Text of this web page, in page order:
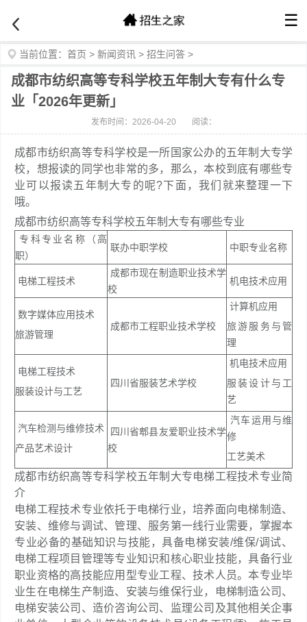
☰
当前位置： 首页 > 新闻资讯 > 招生问答 >
成都市纺织高等专科学校五年制大专有什么专
业「2026年更新」
发布时间：2026-04-20 阅读：
成都市纺织高等专科学校是一所国家公办的五年制大专学
校，想报读的同学也非常的多，那么，本校到底有哪些专
业可以报读五年制大专的呢?下面，我们就来整理一下
哦。
成都市纺织高等专科学校五年制大专有哪些专业
专科专业名称（高
职）
联办中职学校 中职专业名称
电梯工程技术
成都市现在制造职业技术学
校
机电技术应用
数字媒体应用技术
旅游管理
成都市工程职业技术学校
计算机应用
旅游服务与管
理
电梯工程技术
服装设计与工艺
四川省服装艺术学校
机电技术应用
服装设计与工
艺
汽车检测与维修技术
产品艺术设计
四川省郫县友爱职业技术学
校
汽车运用与维
修
工艺美术
成都市纺织高等专科学校五年制大专电梯工程技术专业简
介
电梯工程技术专业依托于电梯行业，培养面向电梯制造、
安装、维修与调试、管理、服务第一线行业需要，掌握本
专业必备的基础知识与技能，具备电梯安装/维保/调试、
电梯工程项目管理等专业知识和核心职业技能，具备行业
职业资格的高技能应用型专业工程、技术人员。本专业毕
业生在电梯生产制造、安装与维保行业，电梯制造公司、
电梯安装公司、造价咨询公司、监理公司及其他相关企事